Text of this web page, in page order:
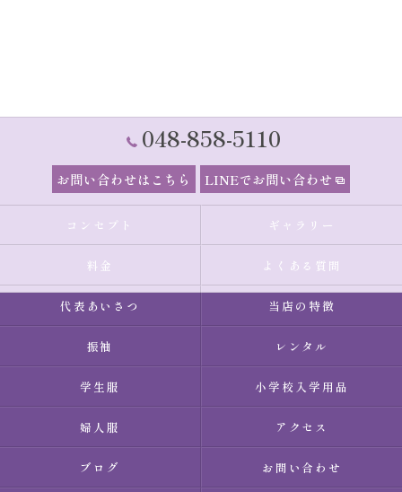
048-858-5110
お問い合わせはこちら LINEでお問い合わせ
コンセプト ギャラリー
料金 よくある質問
代表あいさつ 当店の特徴
振袖 レンタル
学生服 小学校入学用品
婦人服 アクセス
ブログ お問い合わせ